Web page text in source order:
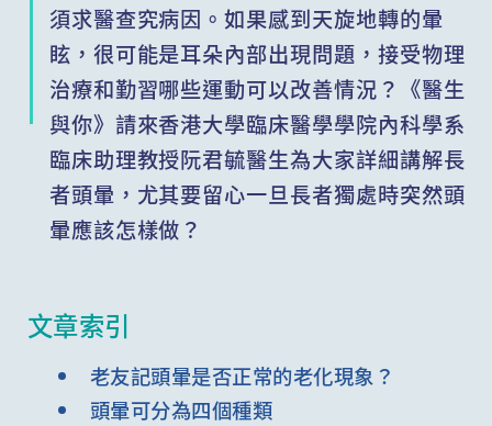
須求醫查究病因。如果感到天旋地轉的暈
眩，很可能是耳朵內部出現問題，接受物理
治療和勤習哪些運動可以改善情況？《醫生
與你》請來香港大學臨床醫學學院內科學系
臨床助理教授阮君毓醫生為大家詳細講解長
者頭暈，尤其要留心一旦長者獨處時突然頭
暈應該怎樣做？
文章索引
老友記頭暈是否正常的老化現象？
頭暈可分為四個種類